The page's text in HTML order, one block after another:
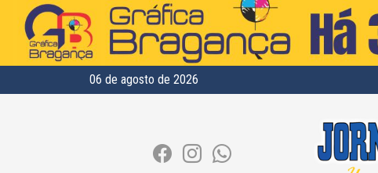
06 de agosto de 2026